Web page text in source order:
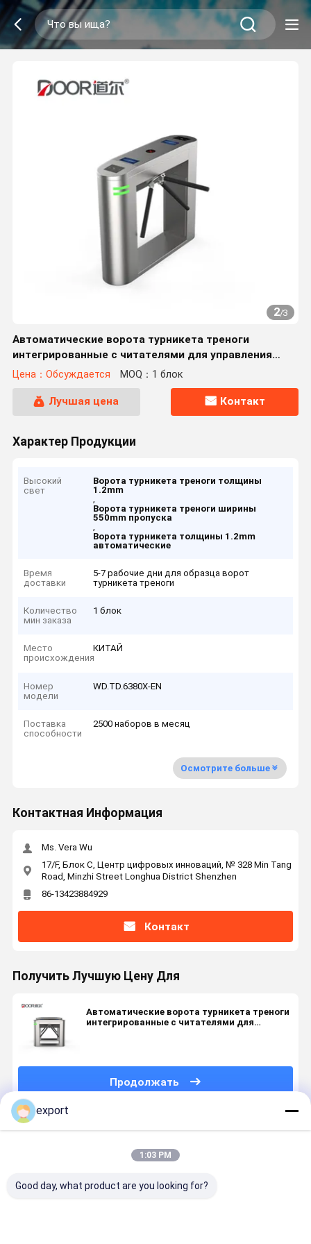
2/3
Автоматические ворота турникета треноги
интегрированные с читателями для управления
доступом
Цена：Обсуждается MOQ：1 блок
Лучшая цена Контакт
Характер Продукции
Высокий
свет
Ворота турникета треноги толщины
1.2mm
,
Ворота турникета треноги ширины
550mm пропуска
,
Ворота турникета толщины 1.2mm
автоматические
Время
доставки
5-7 рабочие дни для образца ворот
турникета треноги
Количество
мин заказа
1 блок
Место
происхождения
КИТАЙ
Номер
модели
WD.TD.6380X-EN
Поставка
способности
2500 наборов в месяц
Осмотрите больше
Контактная Информация
Ms. Vera Wu
17/F, Блок C, Центр цифровых инноваций, № 328 Min Tang
Road, Minzhi Street Longhua District Shenzhen
86-13423884929
Контакт
Получить Лучшую Цену Для
Автоматические ворота турникета треноги
интегрированные с читателями для
Продолжать
Порекомендованные Продукты
export
1:03 PM
Good day, what product are you looking for?